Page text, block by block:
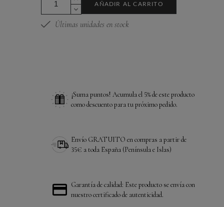
AÑADIR AL CARRITO
Últimas unidades en stock
¡Suma puntos! Acumula el 5% de este producto
como descuento para tu próximo pedido.
Envío GRATUITO en compras a partir de
35€ a toda España (Península e Islas)
Garantía de calidad: Este producto se envía con
nuestro certificado de autenticidad.